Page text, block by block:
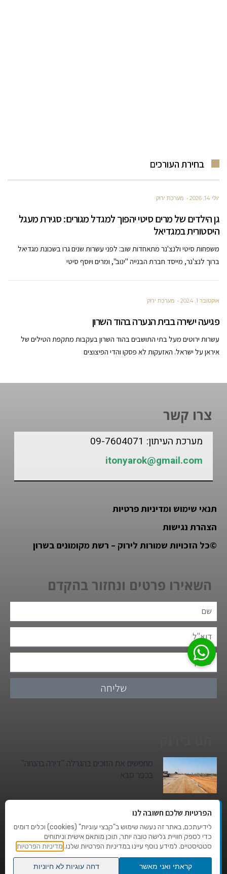
בחירת העורכים
יולי 14, 2026 מערכת ירוק
גן הילדים של מרים סיטי יהפוך למגדל מגורים: סגירת מעגל
היסטורית במגדיאל
משפחות סיטי ולנצ'נר מתאחדות שוב: לפני עשרות שנים גרו בשכונת מגדיאל
ברוך לנצ'נר, מייסד חברת הבנייה "ינוב", ומרים ויוסף סיטי
אוקטובר 1, 2024 מערכת ירוק
פגיעה ישירה בבית הנערה בהוד השרון
עשרות ירוטים מעל בתי התושבים בהוד השרון בעקבות מתקפת הטילים של
איראן על ישראל. האזעקות לא פסקו והדי הפיצוצים
צרו קשר
מערכת העיתון: 09-7604071
itonyarok@gmail.com
תנאי שימוש ומדיניות פרטיות
הצהרת נגישות
©כל הזכויות שמורות לירוק – רשת מקומונים בשרון
השאירו פרטים ונחזור בהקדם
שליחה
מחפשים את הזוכים בהגרלה "דירה בהנחה"
בכפר סבא
גן הילדים של מרים סיטי יהפוך למגדל מגורים:
סגירת מעגל היסטורית במגדיאל
טרגדיה בצהרי היום: בן 80 נהרג על מעבר
החצייה בהוד השרון
הפרטיות שלכם חשובה לנו
לידיעתכם, באתר זה נעשה שימוש ב"קבצי עוגיות" (cookies) וכלים דומים
כדי לספק חוויית גלישה טובה יותר, תוכן מותאם אישית וניתוחים
סטטיסטיים. למידע נוסף עיינו במדיניות הפרטיות שלנו. מדיניות הפרטיות
קראתי ואני מאשר דחה עוגיות לא חיוניות